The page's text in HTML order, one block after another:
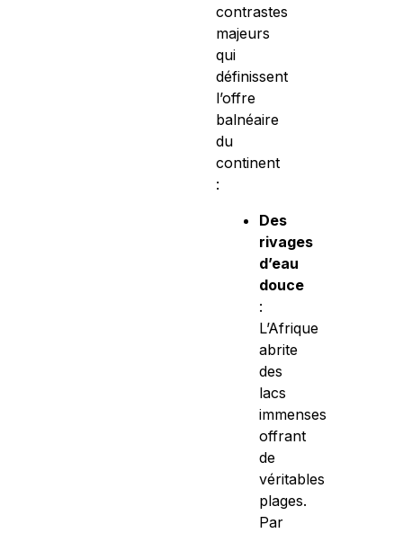
contrastes
majeurs
qui
définissent
l’offre
balnéaire
du
continent
:
Des
rivages
d’eau
douce
:
L’Afrique
abrite
des
lacs
immenses
offrant
de
véritables
plages.
Par